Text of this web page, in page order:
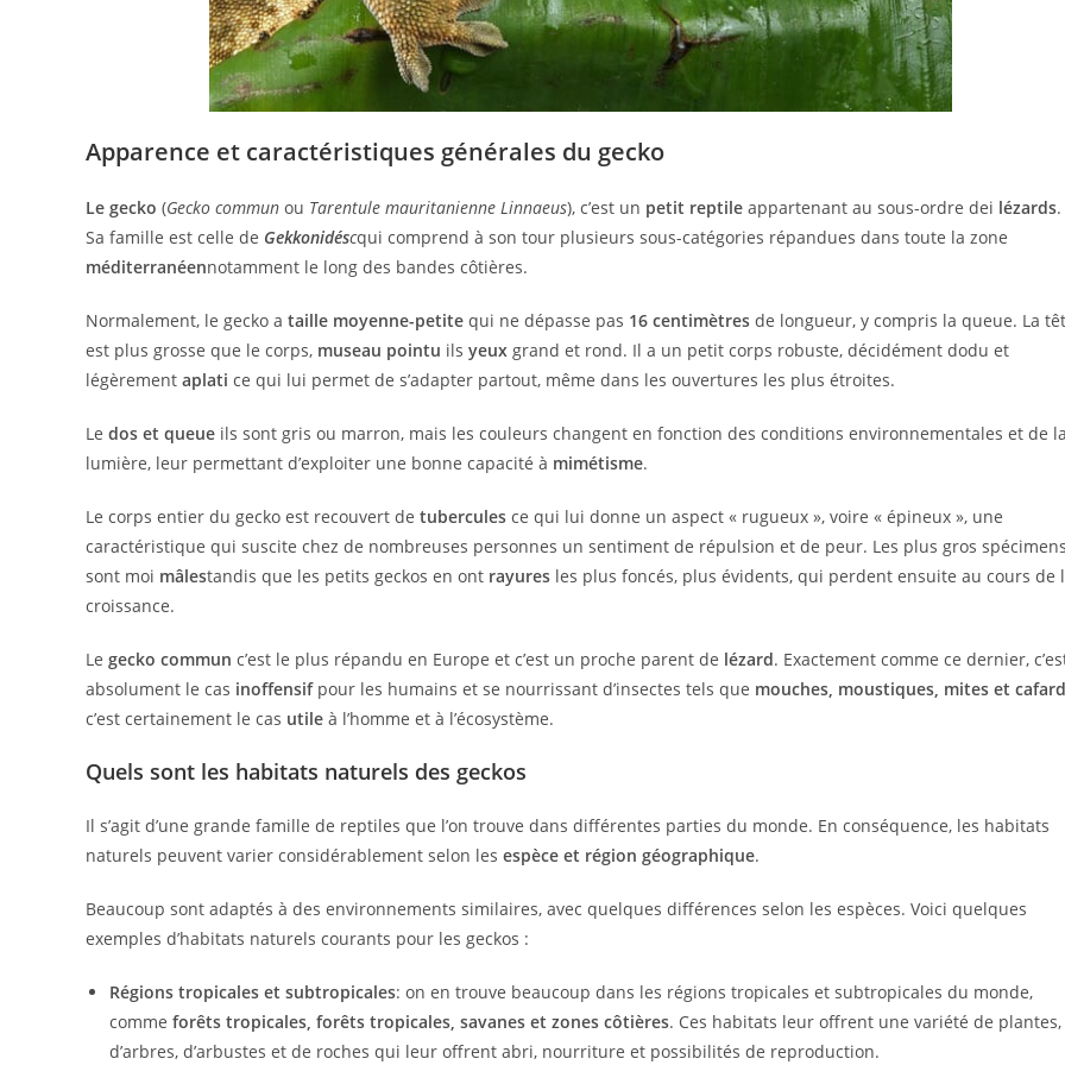
Apparence et caractéristiques générales du gecko
Le gecko (Gecko commun ou Tarentule mauritanienne Linnaeus), c’est un petit reptile appartenant au sous-ordre dei lézards.
Sa famille est celle de Gekkonidéscqui comprend à son tour plusieurs sous-catégories répandues dans toute la zone
méditerranéennotamment le long des bandes côtières.
Normalement, le gecko a taille moyenne-petite qui ne dépasse pas 16 centimètres de longueur, y compris la queue. La
est plus grosse que le corps, museau pointu ils yeux grand et rond. Il a un petit corps robuste, décidément dodu et
légèrement aplati ce qui lui permet de s’adapter partout, même dans les ouvertures les plus étroites.
Le dos et queue ils sont gris ou marron, mais les couleurs changent en fonction des conditions environnementales et de
lumière, leur permettant d’exploiter une bonne capacité à mimétisme.
Le corps entier du gecko est recouvert de tubercules ce qui lui donne un aspect « rugueux », voire « épineux », une
caractéristique qui suscite chez de nombreuses personnes un sentiment de répulsion et de peur. Les plus gros
sont moi mâlestandis que les petits geckos en ont rayures les plus foncés, plus évidents, qui perdent ensuite au cours de
croissance.
Le gecko commun c’est le plus répandu en Europe et c’est un proche parent de lézard. Exactement comme ce dernier,
absolument le cas inoffensifpour les humains et se nourrissant d’insectes tels que mouches, moustiques, mites et
c’est certainement le cas utile à l’homme et à l’écosystème.
Quels sont les habitats naturels des geckos
Il s’agit d’une grande famille de reptiles que l’on trouve dans différentes parties du monde. En conséquence, les habitats
naturels peuvent varier considérablement selon les espèce et région géographique.
Beaucoup sont adaptés à des environnements similaires, avec quelques différences selon les espèces. Voici quelques
exemples d’habitats naturels courants pour les geckos :
Régions tropicales et subtropicales: on en trouve beaucoup dans les régions tropicales et subtropicales du monde,
comme forêts tropicales, forêts tropicales, savanes et zones côtières. Ces habitats leur offrent une variété de plantes,
d’arbres, d’arbustes et de roches qui leur offrent abri, nourriture et possibilités de reproduction.